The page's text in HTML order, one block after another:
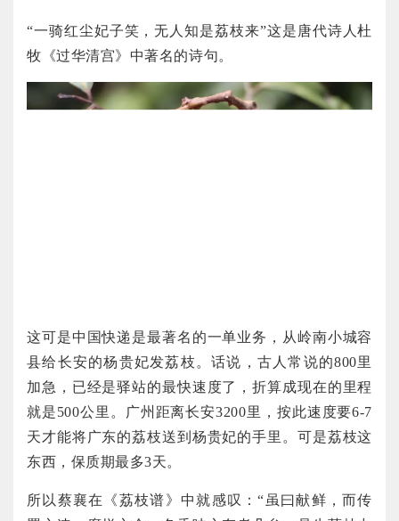
“一骑红尘妃子笑，无人知是荔枝来”这是唐代诗人杜
牧《过华清宫》中著名的诗句。
这可是中国快递是最著名的一单业务，从岭南小城容
县给长安的杨贵妃发荔枝。话说，古人常说的800里
加急，已经是驿站的最快速度了，折算成现在的里程
就是500公里。广州距离长安3200里，按此速度要6-7
天才能将广东的荔枝送到杨贵妃的手里。可是荔枝这
东西，保质期最多3天。
所以蔡襄在《荔枝谱》中就感叹：“虽曰献鲜，而传